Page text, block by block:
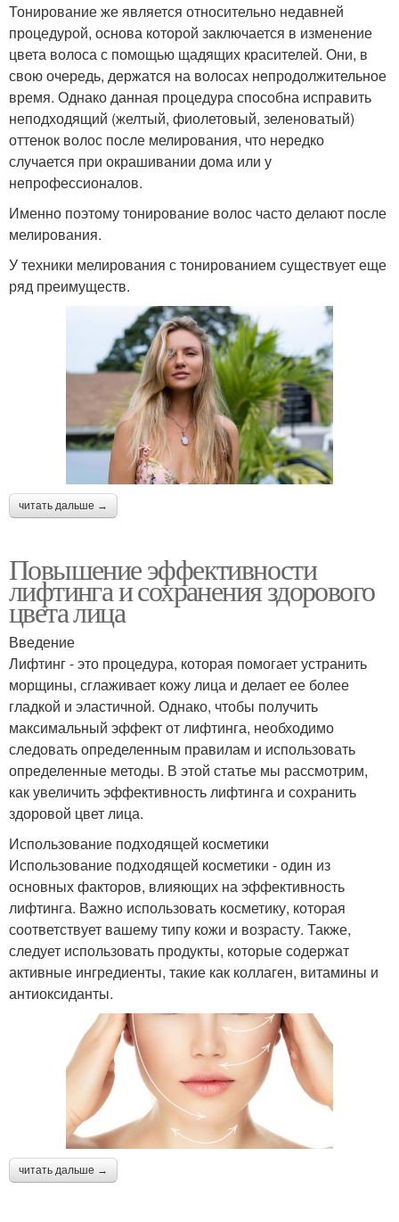
Тонирование же является относительно недавней
процедурой, основа которой заключается в изменение
цвета волоса с помощью щадящих красителей. Они, в
свою очередь, держатся на волосах непродолжительное
время. Однако данная процедура способна исправить
неподходящий (желтый, фиолетовый, зеленоватый)
оттенок волос после мелирования, что нередко
случается при окрашивании дома или у
непрофессионалов.
Именно поэтому тонирование волос часто делают после
мелирования.
У техники мелирования с тонированием существует еще
ряд преимуществ.
читать дальше →
Повышение эффективности
лифтинга и сохранения здорового
цвета лица
Введение
Лифтинг - это процедура, которая помогает устранить
морщины, сглаживает кожу лица и делает ее более
гладкой и эластичной. Однако, чтобы получить
максимальный эффект от лифтинга, необходимо
следовать определенным правилам и использовать
определенные методы. В этой статье мы рассмотрим,
как увеличить эффективность лифтинга и сохранить
здоровой цвет лица.
Использование подходящей косметики
Использование подходящей косметики - один из
основных факторов, влияющих на эффективность
лифтинга. Важно использовать косметику, которая
соответствует вашему типу кожи и возрасту. Также,
следует использовать продукты, которые содержат
активные ингредиенты, такие как коллаген, витамины и
антиоксиданты.
читать дальше →